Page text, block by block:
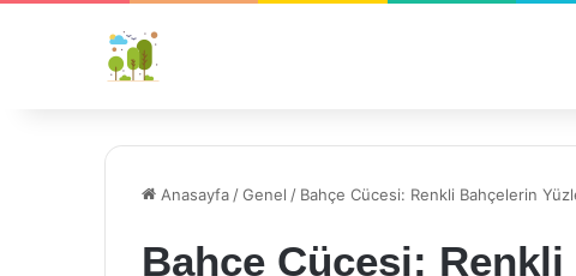
Anasayfa /Genel / Bahçe Cücesi: Renkli Bahçelerin
Bahçe Cücesi: